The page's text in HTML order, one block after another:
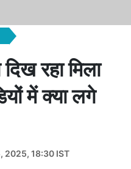
रहा मिला
में क्या लगे
2025, 18:30 IST